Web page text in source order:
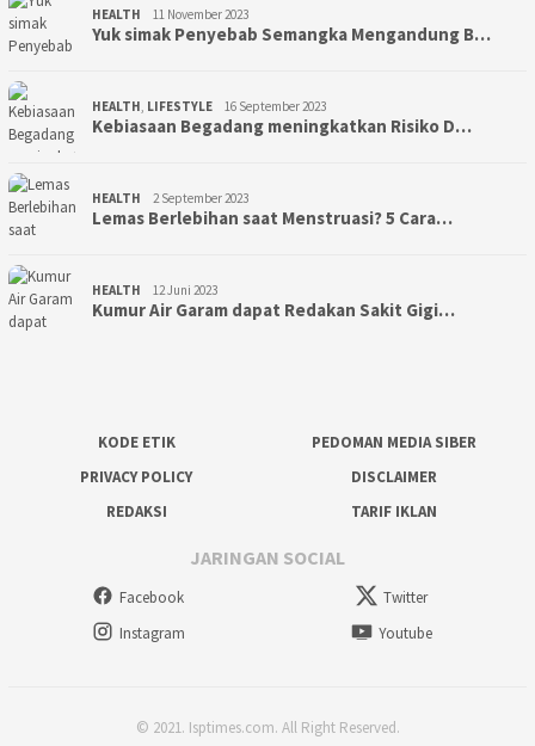
HEALTH 11 November 2023
Yuk simak Penyebab Semangka Mengandung B…
HEALTH, LIFESTYLE 16 September 2023
Kebiasaan Begadang meningkatkan Risiko D…
HEALTH 2 September 2023
Lemas Berlebihan saat Menstruasi? 5 Cara…
HEALTH 12 Juni 2023
Kumur Air Garam dapat Redakan Sakit Gigi…
KODE ETIK
PEDOMAN MEDIA SIBER
PRIVACY POLICY
DISCLAIMER
REDAKSI
TARIF IKLAN
JARINGAN SOCIAL
Facebook
Twitter
Instagram
Youtube
© 2021. Isptimes.com. All Right Reserved.